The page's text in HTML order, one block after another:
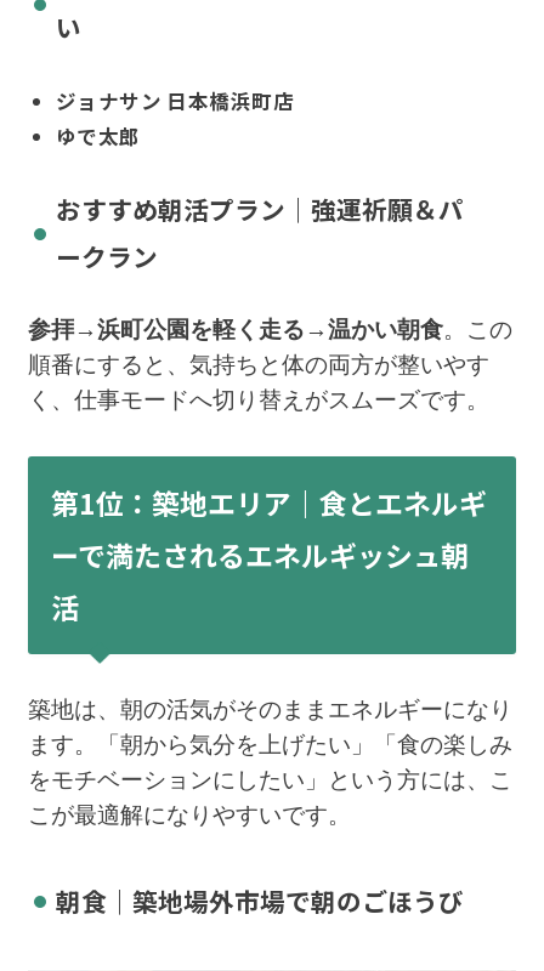
い
ジョナサン 日本橋浜町店
ゆで太郎
おすすめ朝活プラン｜強運祈願＆パ
ークラン
参拝→浜町公園を軽く走る→温かい朝食。この
順番にすると、気持ちと体の両方が整いやす
く、仕事モードへ切り替えがスムーズです。
第1位：築地エリア｜食とエネルギ
ーで満たされるエネルギッシュ朝
活
築地は、朝の活気がそのままエネルギーになり
ます。「朝から気分を上げたい」「食の楽しみ
をモチベーションにしたい」という方には、こ
こが最適解になりやすいです。
朝食｜築地場外市場で朝のごほうび